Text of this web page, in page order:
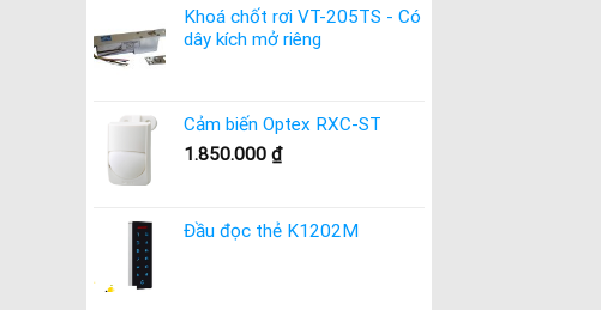
Khoá chốt rơi VT-205TS - Có
dây kích mở riêng
Cảm biến Optex RXC-ST
1.850.000 ₫
Đầu đọc thẻ K1202M